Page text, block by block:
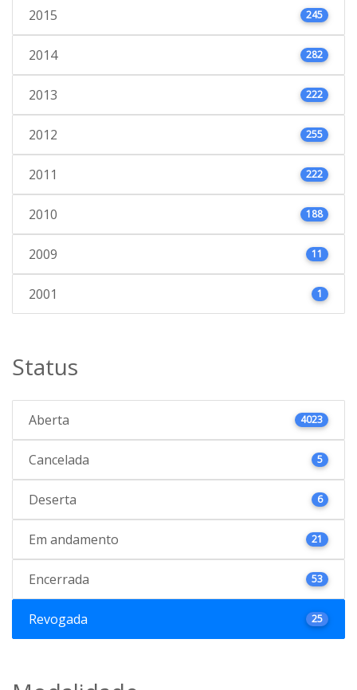
2015 245
2014 282
2013 222
2012 255
2011 222
2010 188
2009 11
2001 1
Status
Aberta 4023
Cancelada 5
Deserta 6
Em andamento 21
Encerrada 53
Revogada 25